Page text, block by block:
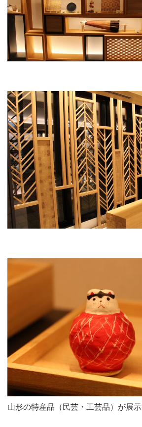
山形の特産品（民芸・工芸品）が展示